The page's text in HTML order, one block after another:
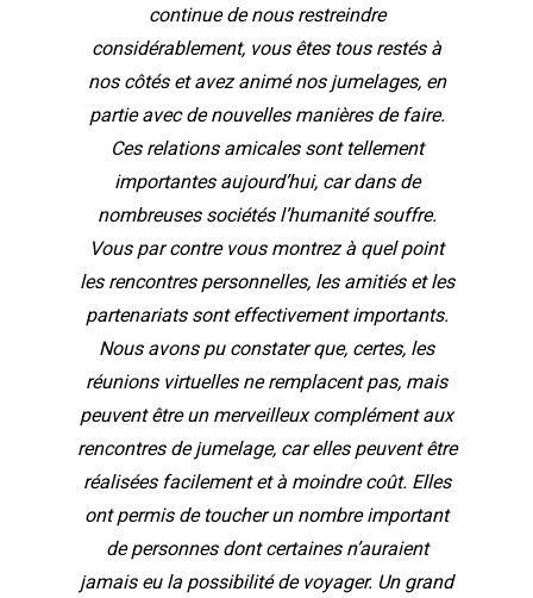
continue de nous restreindre
considérablement, vous êtes tous restés à
nos côtés et avez animé nos jumelages, en
partie avec de nouvelles manières de faire.
Ces relations amicales sont tellement
importantes aujourd’hui, car dans de
nombreuses sociétés l’humanité souffre.
Vous par contre vous montrez à quel point
les rencontres personnelles, les amitiés et les
partenariats sont effectivement importants.
Nous avons pu constater que, certes, les
réunions virtuelles ne remplacent pas, mais
peuvent être un merveilleux complément aux
rencontres de jumelage, car elles peuvent être
réalisées facilement et à moindre coût. Elles
ont permis de toucher un nombre important
de personnes dont certaines n’auraient
jamais eu la possibilité de voyager. Un grand